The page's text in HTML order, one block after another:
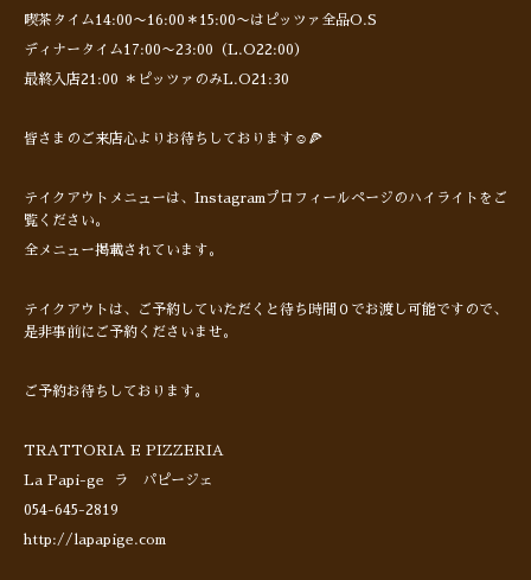
喫茶タイム14:00〜16:00＊15:00〜はピッツァ全品O.S
ディナータイム17:00〜23:00（L.O22:00）
最終入店21:00 ＊ピッツァのみL.O21:30
皆さまのご来店心よりお待ちしております☺️🍕
テイクアウトメニューは、Instagramプロフィールページのハイライトをご
覧ください。
全メニュー掲載されています。
テイクアウトは、ご予約していただくと待ち時間０でお渡し可能ですので、
是非事前にご予約くださいませ。
ご予約お待ちしております。
TRATTORIA E PIZZERIA
La Papi-ge ラ パピージェ
054-645-2819
http://lapapige.com